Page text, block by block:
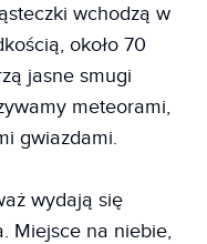
wchodzą w
około 70
jasne smugi
meteorami,
gwiazdami.
wydają się
Miejsce na niebie,